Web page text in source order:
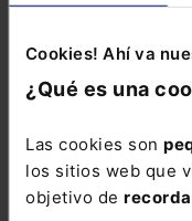
Cookies! Ahí va
¿Qué es una
Las cookies son
los sitios web que
objetivo de